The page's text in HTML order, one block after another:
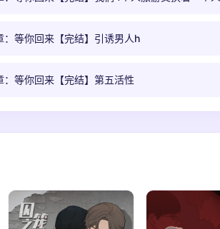
：等你回来【完结】引诱男人h
：等你回来【完结】第五活性